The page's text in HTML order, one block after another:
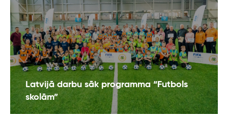
Latvijā darbu sāk programma “Futbols
skolām”